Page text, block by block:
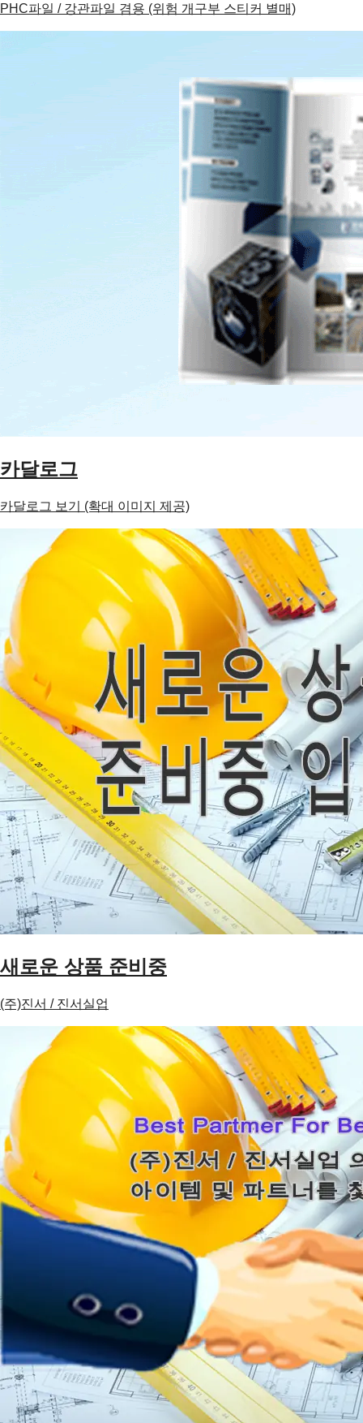
PHC파일 / 강관파일 겸용 (위험 개구부 스티커 별매)
카달로그
카달로그 보기 (확대 이미지 제공)
새로운 상품 준비중
(주)진서 / 진서실업